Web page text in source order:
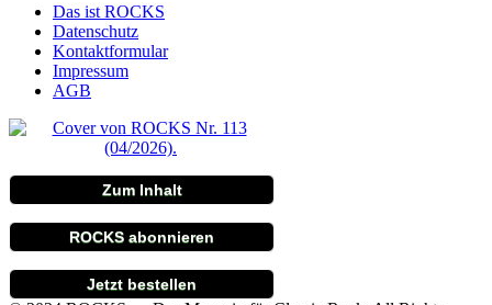
Das ist ROCKS
Datenschutz
Kontaktformular
Impressum
AGB
Zum Inhalt
ROCKS abonnieren
Jetzt bestellen